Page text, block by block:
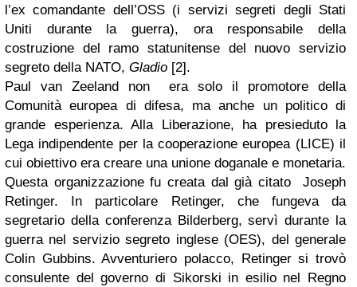
l’ex comandante dell’OSS (i servizi segreti degli Stati
Uniti durante la guerra), ora responsabile della
costruzione del ramo statunitense del nuovo servizio
segreto della NATO, Gladio [2].
Paul van Zeeland non era solo il promotore della
Comunità europea di difesa, ma anche un politico di
grande esperienza. Alla Liberazione, ha presieduto la
Lega indipendente per la cooperazione europea (LICE) il
cui obiettivo era creare una unione doganale e monetaria.
Questa organizzazione fu creata dal già citato Joseph
Retinger. In particolare Retinger, che fungeva da
segretario della conferenza Bilderberg, servì durante la
guerra nel servizio segreto inglese (OES), del generale
Colin Gubbins. Avventuriero polacco, Retinger si trovò
consulente del governo di Sikorski in esilio nel Regno